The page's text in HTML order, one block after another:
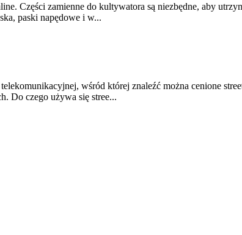
Części zamienne do kultywatora są niezbędne, aby
paski napędowe i w...
wśród której znaleźć można cenione
Do czego używa się stree...